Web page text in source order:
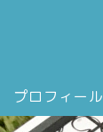
プロフィール